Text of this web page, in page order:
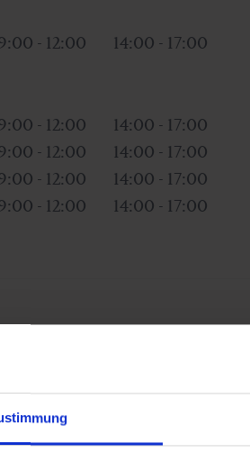
- 12:00
14:00 - 17:00
- 12:00
14:00 - 17:00
- 12:00
14:00 - 17:00
- 12:00
14:00 - 17:00
- 12:00
14:00 - 17:00